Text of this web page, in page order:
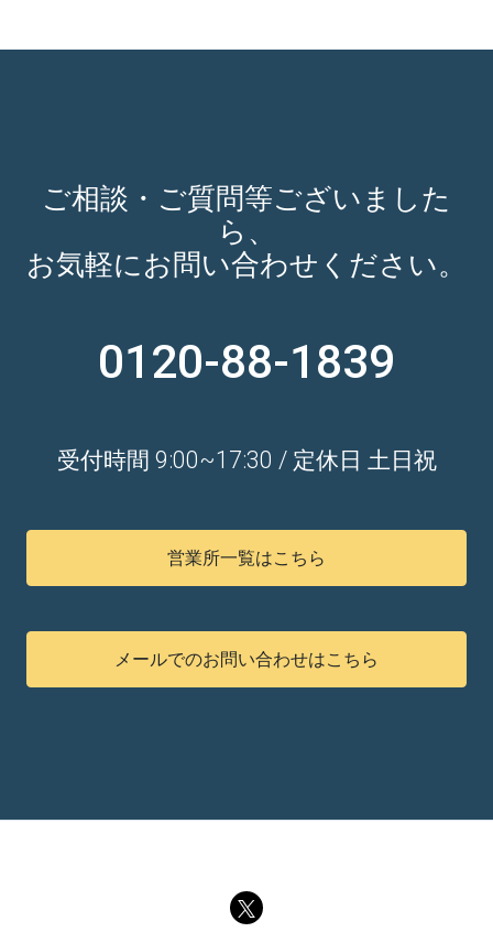
ご相談・ご質問等ございました
ら、
お気軽にお問い合わせください。
0120-88-1839
受付時間 9:00~17:30 / 定休日 土日祝
営業所一覧はこちら
メールでのお問い合わせはこちら